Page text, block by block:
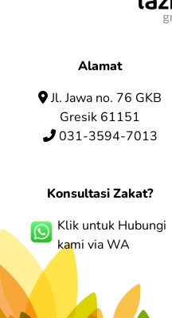
Alamat
Jl. Jawa no. 76 GKB
Gresik 61151
031-3594-7013
Konsultasi Zakat?
Klik untuk Hubungi
kami via WA